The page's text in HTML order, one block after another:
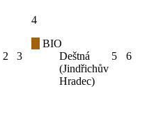
2 3
4
BIO
Deštná
(Jindřichův
Hradec)
5 6